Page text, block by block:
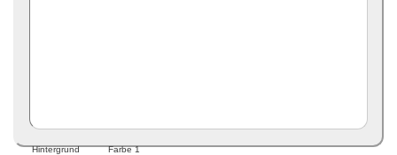
Hintergrund Farbe 1